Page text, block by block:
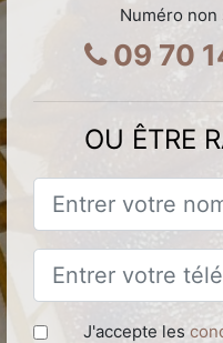
Numéro non
09 70
OU ÊTRE
J'accepte les